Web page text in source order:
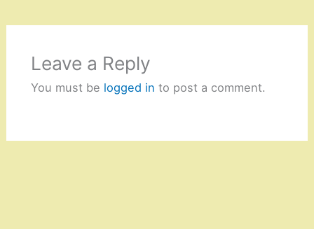
Leave a Reply
You must be logged in to post a comment.